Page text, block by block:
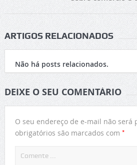
ARTIGOS RELACIONADOS
Não há posts relacionados.
DEIXE O SEU COMENTÁRIO
O seu endereço de e-mail não será
obrigatórios são marcados com *